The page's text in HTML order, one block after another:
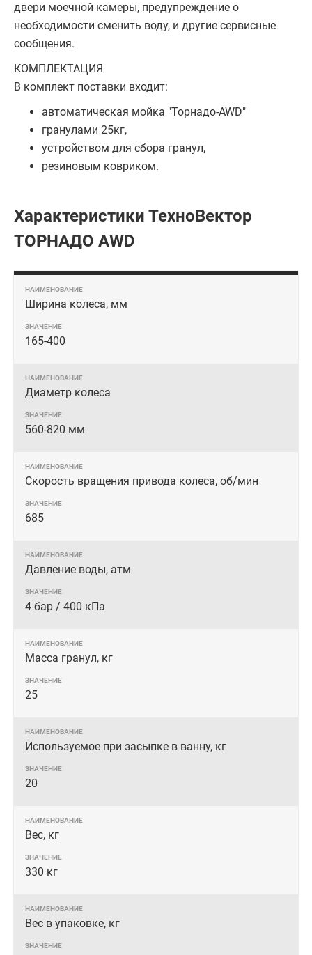
двери моечной камеры, предупреждение о
необходимости сменить воду, и другие сервисные
сообщения.
КОМПЛЕКТАЦИЯ
В комплект поставки входит:
автоматическая мойка "Торнадо-AWD"
гранулами 25кг,
устройством для сбора гранул,
резиновым ковриком.
Характеристики ТехноВектор
ТОРНАДО AWD
Ширина колеса, мм
165-400
Диаметр колеса
560-820 мм
Скорость вращения привода колеса, об/мин
685
Давление воды, атм
4 бар / 400 кПа
Масса гранул, кг
25
Используемое при засыпке в ванну, кг
20
Вес, кг
330 кг
Вес в упаковке, кг